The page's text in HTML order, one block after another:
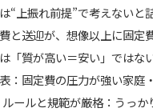
“上振れ前提”で考えないと
と送迎が、想像以上に固定
「質が高い＝安い」ではな
：固定費の圧力が強い家庭
ールと規範が厳格：うっか